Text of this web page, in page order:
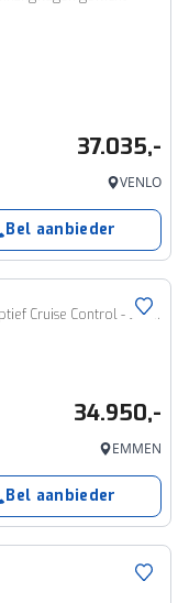
37.035,-
VENLO
Bel aanbieder
7 PHEV 1.5 GDI SHS-P Exclusive *DEMO* Adaptief Cruise Control - Stoel/Stuurverwarming - Navigatie - Apple/Android Carplay - Fabrieksgarantie tot 10-2032
34.950,-
EMMEN
Bel aanbieder